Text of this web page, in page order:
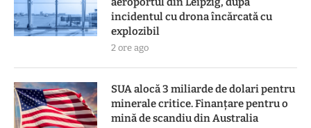
incidentul cu drona încărcată cu
explozibil
2 ore ago
SUA alocă 3 miliarde de dolari pentru
minerale critice. Finanțare pentru o
mină de scandiu din Australia